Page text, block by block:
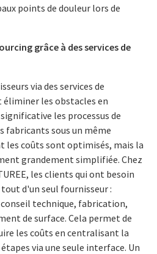
points de douleur lors de
grâce à des services de
via des services de
les obstacles en
les processus de
fabricants sous un même
les coûts sont optimisés, mais la
grandement simplifiée. Chez
les clients qui ont besoin
d'un seul fournisseur :
technique, fabrication,
de surface. Cela permet de
les coûts en centralisant la
via une seule interface. Un